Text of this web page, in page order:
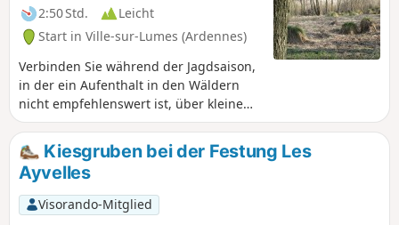
2:50 Std.
Leicht
Start in Ville-sur-Lumes (Ardennes)
Verbinden Sie während der Jagdsaison,
in der ein Aufenthalt in den Wäldern
nicht empfehlenswert ist, über kleine
Straßen drei Dörfer der „Balcons de
Meuse“. Diese Route ist sehr angenehm
und ermöglicht es Ihnen, besondere
Orte zu entdecken. Sie lässt sich mit der
Wanderung Nr. 1 verbinden, die sie
verlängern würde.
Kiesgruben bei der Festung Les
Ayvelles
Visorando-Mitglied